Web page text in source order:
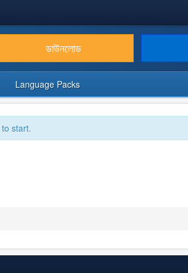
ডাউনলোড
Language Packs
to start.